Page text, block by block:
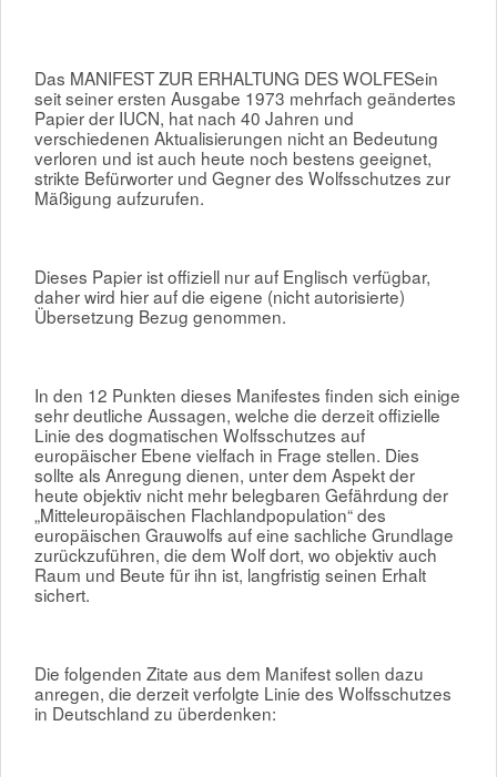
Das MANIFEST ZUR ERHALTUNG DES WOLFESein
seit seiner ersten Ausgabe 1973 mehrfach geändertes
Papier der IUCN, hat nach 40 Jahren und
verschiedenen Aktualisierungen nicht an Bedeutung
verloren und ist auch heute noch bestens geeignet,
strikte Befürworter und Gegner des Wolfsschutzes zur
Mäßigung aufzurufen.
Dieses Papier ist offiziell nur auf Englisch verfügbar,
daher wird hier auf die eigene (nicht autorisierte)
Übersetzung Bezug genommen.
In den 12 Punkten dieses Manifestes finden sich einige
sehr deutliche Aussagen, welche die derzeit offizielle
Linie des dogmatischen Wolfsschutzes auf
europäischer Ebene vielfach in Frage stellen. Dies
sollte als Anregung dienen, unter dem Aspekt der
heute objektiv nicht mehr belegbaren Gefährdung der
„Mitteleuropäischen Flachlandpopulation“ des
europäischen Grauwolfs auf eine sachliche Grundlage
zurückzuführen, die dem Wolf dort, wo objektiv auch
Raum und Beute für ihn ist, langfristig seinen Erhalt
sichert.
Die folgenden Zitate aus dem Manifest sollen dazu
anregen, die derzeit verfolgte Linie des Wolfsschutzes
in Deutschland zu überdenken: